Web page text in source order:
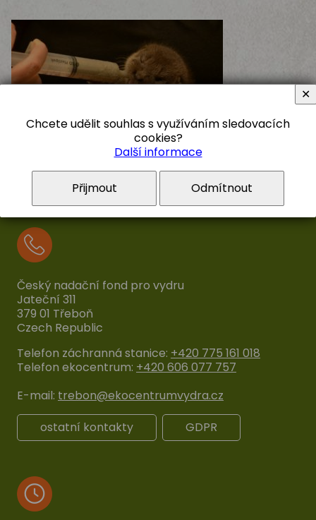
Český nadační fond pro vydru
Jateční 311
379 01 Třeboň
Czech Republic
Telefon záchranná stanice: +420 775 161 018
Telefon ekocentrum: +420 606 077 757
E-mail: trebon@ekocentrumvydra.cz
ostatní kontakty
GDPR
Chcete udělit souhlas s využíváním sledovacích
cookies?
Další informace
Přijmout Odmítnout
✕